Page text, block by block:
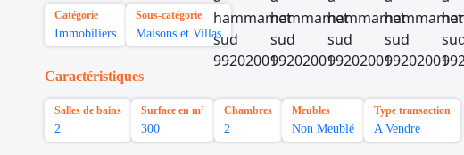
Catégorie
Immobiliers
Sous-catégorie
Maisons et Villas
Caractéristiques
Salles de bains
2
Surface en m²
300
Chambres
2
Meubles
Non Meublé
Type transaction
A Vendre